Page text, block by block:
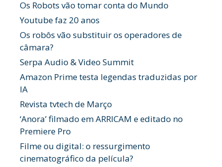
Os Robots vão tomar conta do Mundo
Youtube faz 20 anos
Os robôs vão substituir os operadores de
câmara?
Serpa Audio & Video Summit
Amazon Prime testa legendas traduzidas por
IA
Revista tvtech de Março
‘Anora’ filmado em ARRICAM e editado no
Premiere Pro
Filme ou digital: o ressurgimento
cinematográfico da película?